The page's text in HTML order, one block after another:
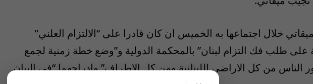
خلال اجتماعها به الخميس ان كان قادرا على “الالتزام العلني”
على طلب فك التزام لبنان” بالمحكمة الدولية و”وضع خطة زمنية لجمع
الناس من كل الاراضي اللبنانية ومن كل الاطراف” وادراجهما “في البيان